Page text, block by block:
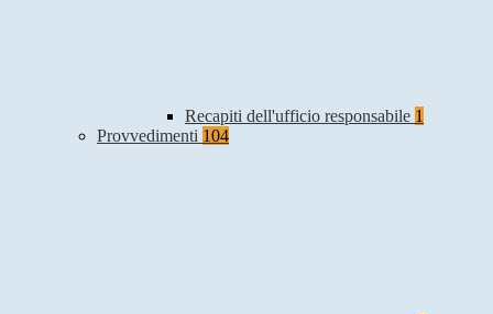
Recapiti dell'ufficio responsabile 1
Provvedimenti 104